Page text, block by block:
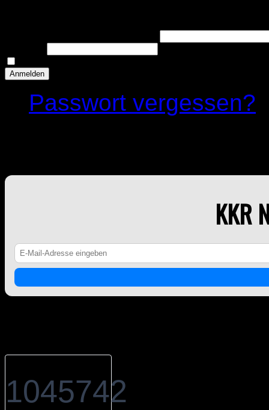
Anmelden
Passwort vergessen?
KKR
1045742